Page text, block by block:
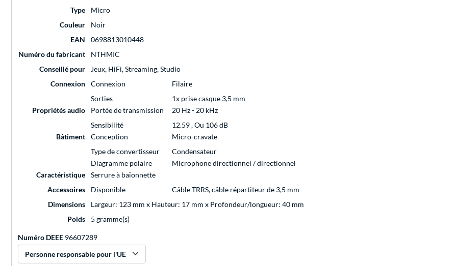
Type
Micro
Couleur
Noir
EAN
0698813010448
Numéro du fabricant
NTHMIC
Conseillé pour
Jeux, HiFi, Streaming, Studio
Connexion
Connexion
Filaire
Sorties
1x prise casque 3,5 mm
Propriétés audio
Portée de transmission
20 Hz - 20 kHz
Sensibilité
12.59 , Ou 106 dB
Bâtiment
Conception
Micro-cravate
Type de convertisseur
Condensateur
Diagramme polaire
Microphone directionnel / directionnel
Caractéristique
Serrure à baïonnette
Accessoires
Disponible
Câble TRRS, câble répartiteur de 3,5 mm
Dimensions
Largeur: 123 mm x Hauteur: 17 mm x Profondeur/longueur: 40 mm
Poids
5 gramme(s)
Numéro DEEE 96607289
Personne responsable pour l'UE